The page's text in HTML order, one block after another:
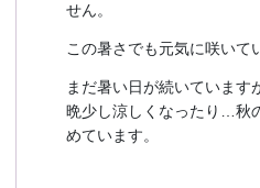
せん。
この暑さでも元気に咲いて
まだ暑い日が続いています
晩少し涼しくなったり…秋
めています。